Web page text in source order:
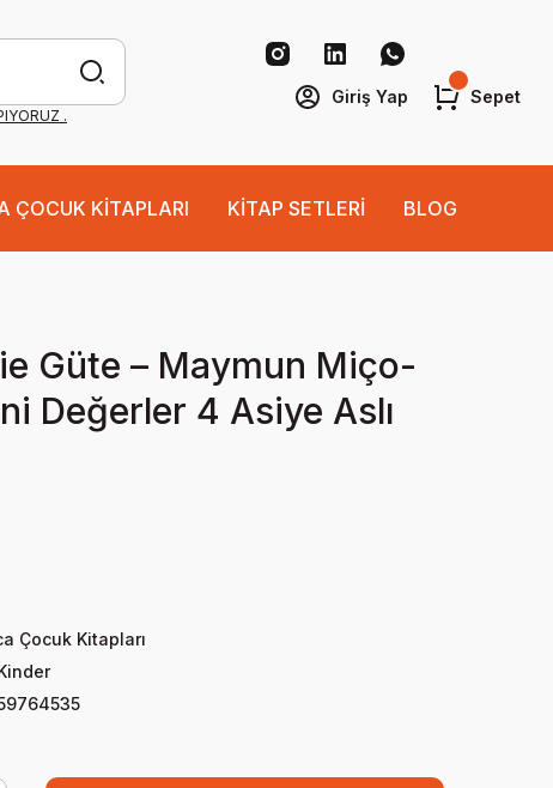
.
Giriş Yap Sepet
ÇOCUK KİTAPLARI KİTAP SETLERİ BLOG
Güte – Maymun Miço-
Değerler 4 Asiye Aslı
Çocuk Kitapları